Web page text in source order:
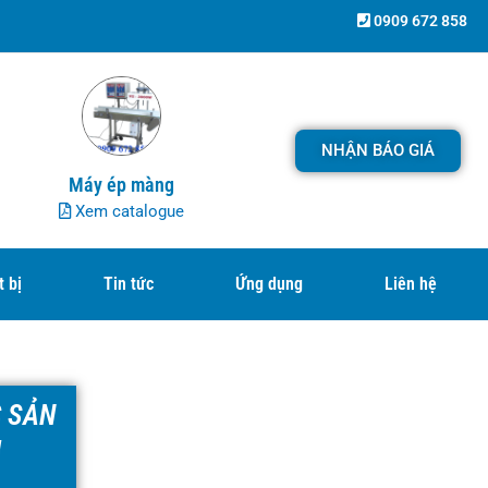
0909 672 858
Máy ép màng
Xem catalogue
NHẬN BÁO GIÁ
bị Tin tức Ứng dụng Liên hệ
SẢN